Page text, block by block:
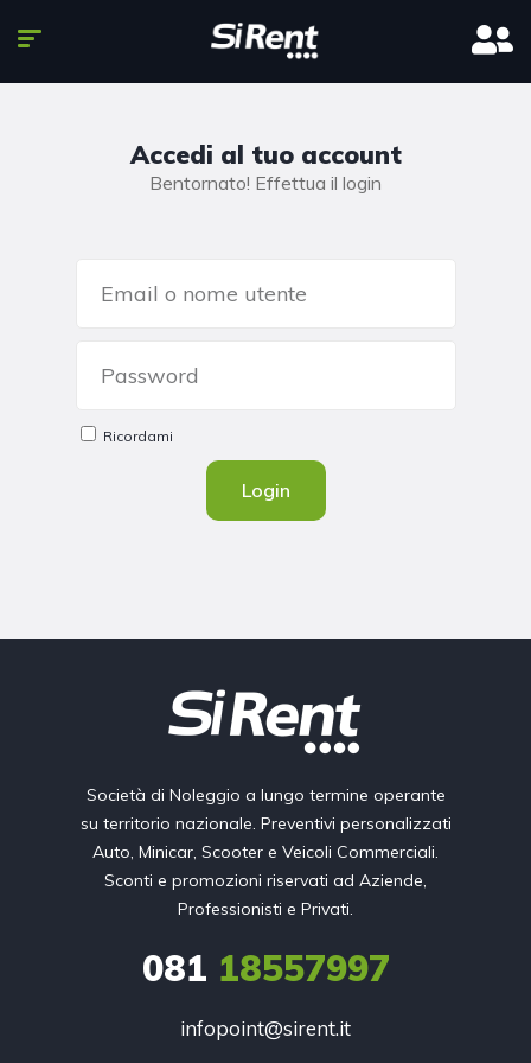
Accedi al tuo account
Bentornato! Effettua il login
Ricordami
Login
Società di Noleggio a lungo termine operante
su territorio nazionale. Preventivi personalizzati
Auto, Minicar, Scooter e Veicoli Commerciali.
Sconti e promozioni riservati ad Aziende,
Professionisti e Privati.
081 18557997
infopoint@sirent.it